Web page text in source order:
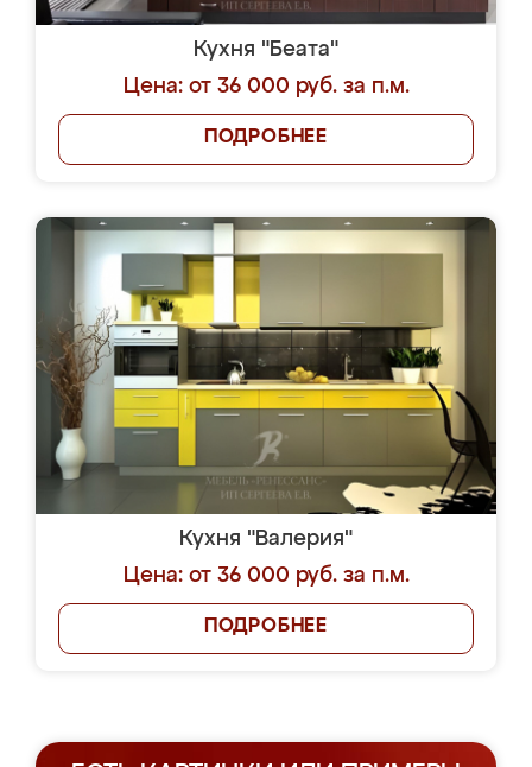
Кухня "Беата"
Цена: от 36 000 руб. за п.м.
ПОДРОБНЕЕ
Кухня "Валерия"
Цена: от 36 000 руб. за п.м.
ПОДРОБНЕЕ